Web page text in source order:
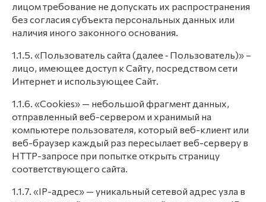
лицом требование не допускать их распространения
без согласия субъекта персональных данных или
наличия иного законного основания.
1.1.5. «Пользователь сайта (далее ‑ Пользователь)» –
лицо, имеющее доступ к Сайту, посредством сети
Интернет и использующее Сайт.
1.1.6. «Cookies» — небольшой фрагмент данных,
отправленный веб-сервером и хранимый на
компьютере пользователя, который веб-клиент или
веб-браузер каждый раз пересылает веб-серверу в
HTTP-запросе при попытке открыть страницу
соответствующего сайта.
1.1.7. «IP-адрес» — уникальный сетевой адрес узла в